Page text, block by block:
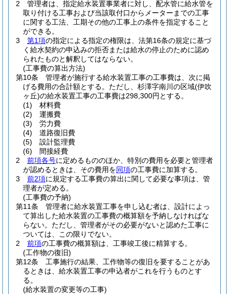
2
管理者は、指定給水装置事業者に対し、配水管に給水管を
取り付ける工事および当該取付口からメーターまでの工事
に関する工法、工期その他の工事上の条件を指定すること
ができる。
3
第1項の指定による指定の権限は、法第16条の規定に基づ
く給水契約の申込みの拒否または給水の停止のために認め
られたものと解釈してはならない。
(工事費の算出方法)
第10条
管理者が施行する給水装置工事の工事費は、次に掲
げる費用の合計額とする。 ただし、杉澤字南川の区域(伊吹
ヶ丘)の給水装置工事の工事費は298,300円とする。
(1)
材料費
(2)
運搬費
(3)
労力費
(4)
道路復旧費
(5)
設計監理費
(6)
間接経費
2
前項各号に定めるもののほか、特別の費用を必要と管理者
が認めるときは、その費用を同項の工事費に加算する。
3
前2項に規定する工事費の算出に関して必要な事項は、管
理者が定める。
(工事費の予納)
第11条
管理者に給水装置工事を申し込む者は、設計によっ
て算出した給水装置の工事費の概算額を予納しなければな
らない。 ただし、管理者がその必要がないと認めた工事に
ついては、この限りでない。
2
前項の工事費の概算額は、工事竣工後に精算する。
(工作物の復旧)
第12条
工事施行の結果、工作物等の復旧を要することがあ
るときは、給水装置工事の申込者がこれを行うものとす
る。
(給水装置の変更等の工事)